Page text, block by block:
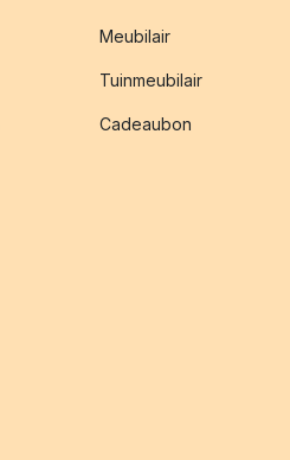
Meubilair
Tuinmeubilair
Cadeaubon